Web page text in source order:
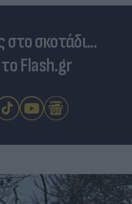
στο σκοτάδι...
Flash.gr